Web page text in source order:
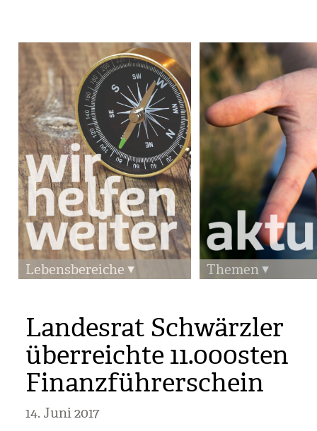
Lebensbereiche Themen
Landesrat Schwärzler
überreichte 11.000sten
Finanzführerschein
14. Juni 2017